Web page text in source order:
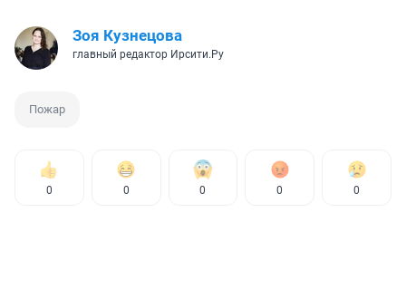
Зоя Кузнецова
главный редактор Ирсити.Ру
Пожар
0 0 0 0 0